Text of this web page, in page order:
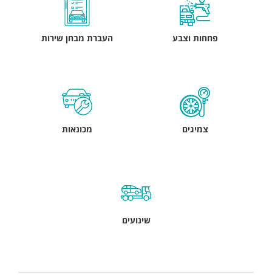
פחחות וצבע העברת מבחן שירות
צמיגים מכונאות
שינועים